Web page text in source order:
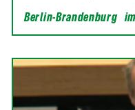
Berlin-Brandenburg